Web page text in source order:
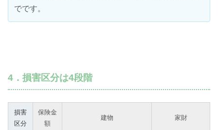
でです。
4．損害区分は4段階
損害
区分
保険金
額
建物 家財